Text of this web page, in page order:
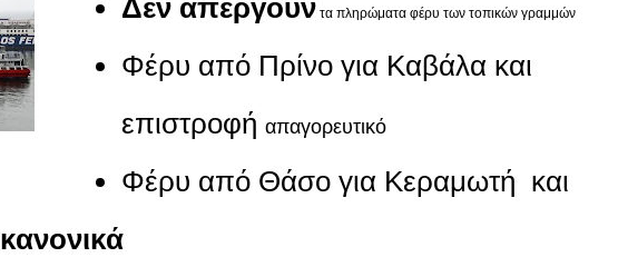
Δεν απεργούν τα πληρώματα φέρυ των τοπικών γραμμών
Φέρυ από Πρίνο για Καβάλα και
επιστροφή απαγορευτικό
Φέρυ από Θάσο για Κεραμωτή και
κανονικά